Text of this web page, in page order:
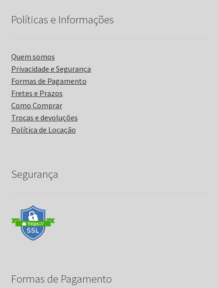
Políticas e Informações
Quem somos
Privacidade e Segurança
Formas de Pagamento
Fretes e Prazos
Como Comprar
Trocas e devoluções
Política de Locação
Segurança
Formas de Pagamento